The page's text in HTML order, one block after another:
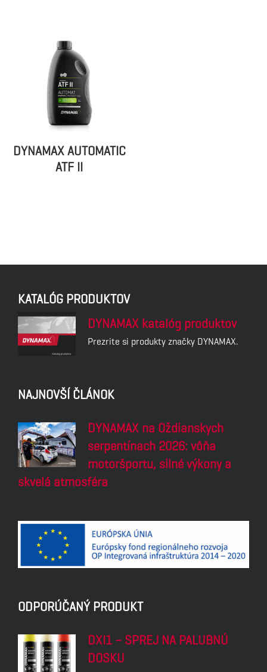
DYNAMAX AUTOMATIC
ATF II
KATALÓG PRODUKTOV
DYNAMAX katalóg produktov
Prezrite si produkty značky DYNAMAX.
NAJNOVŠÍ ČLÁNOK
DYNAMAX na Oždianskych
serpentínach 2026: vôňa
motoršportu, silné výkony a
skvelá atmosféra
ODPORÚČANÝ PRODUKT
DXI1 – SPREJ NA PALUBNÚ
DOSKU